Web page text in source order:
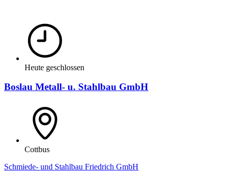
Heute geschlossen
Boslau Metall- u. Stahlbau GmbH
Cottbus
Schmiede- und Stahlbau Friedrich GmbH